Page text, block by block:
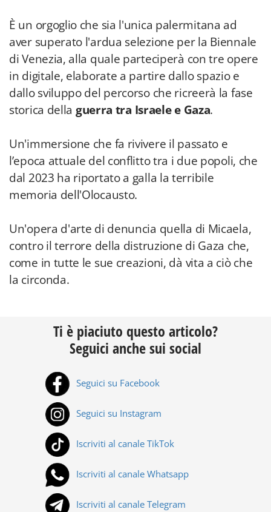
È un orgoglio che sia l'unica palermitana ad
aver superato l'ardua selezione per la Biennale
di Venezia, alla quale parteciperà con tre opere
in digitale, elaborate a partire dallo spazio e
dallo sviluppo del percorso che ricreerà la fase
storica della guerra tra Israele e Gaza.
Un'immersione che fa rivivere il passato e
l’epoca attuale del conflitto tra i due popoli, che
dal 2023 ha riportato a galla la terribile
memoria dell'Olocausto.
Un'opera d'arte di denuncia quella di Micaela,
contro il terrore della distruzione di Gaza che,
come in tutte le sue creazioni, dà vita a ciò che
la circonda.
Ti è piaciuto questo articolo?
Seguici anche sui social
Seguici su Facebook
Seguici su Instagram
Iscriviti al canale TikTok
Iscriviti al canale Whatsapp
Iscriviti al canale Telegram